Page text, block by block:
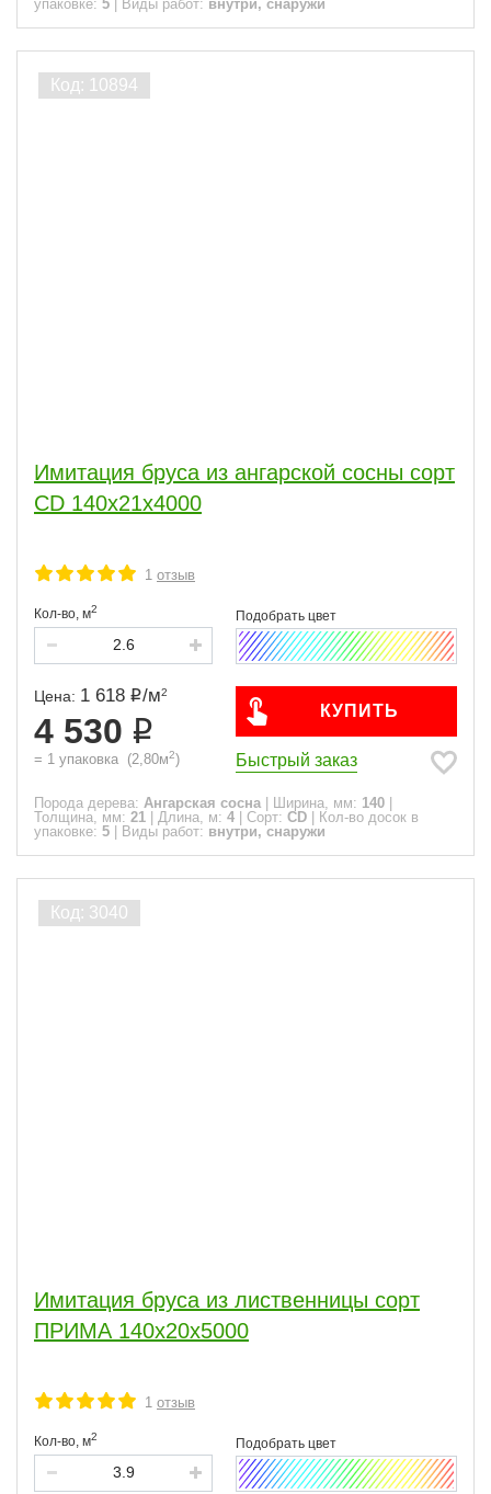
упаковке: 5 Виды работ: внутри, снаружи
Имитация бруса из ангарской сосны сорт
CD 140x21x4000
1 отзыв
Кол-во, м2
Цена: 1 618 /м2
4 530
= 1 упаковка (2,80м2)
КУПИТЬ
Быстрый заказ
Порода дерева: Ангарская сосна Ширина, мм: 140
Толщина, мм: 21 Длина, м: 4 Сорт: CD
Кол-во досок в
упаковке: 5 Виды работ: внутри, снаружи
Имитация бруса из лиственницы сорт
ПРИМА 140x20x5000
1 отзыв
Кол-во, м2